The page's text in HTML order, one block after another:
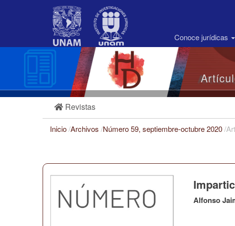
Barra
Conoce jurídicas
Revistas
Inicio/Archivos /Número 59, septiembre-octubre 2020/
Alfonso